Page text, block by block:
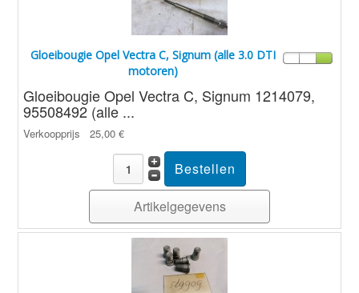
Gloeibougie Opel Vectra C, Signum (alle 3.0 DTI
motoren)
Gloeibougie Opel Vectra C, Signum 1214079,
95508492 (alle ...
Verkoopprijs 25,00 €
Artikelgegevens